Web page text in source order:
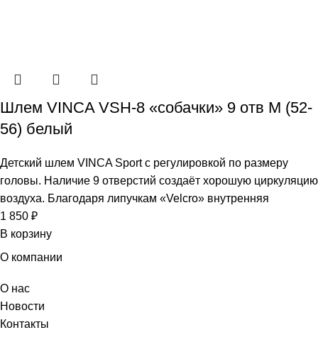
Шлем VINCA VSH-8 «собачки» 9 отв M (52-
56) белый
Детский шлем VINCA Sport с регулировкой по размеру
головы. Наличие 9 отверстий создаёт хорошую циркуляцию
воздуха. Благодаря липучкам «Velcro» внутренняя
1 850 ₽
В корзину
О компании
О нас
Новости
Контакты